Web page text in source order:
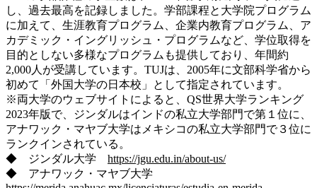
し、過去最高を記録しました。学部課程と大学院プログラム
に加えて、生涯教育プログラム、企業内教育プログラム、ア
カデミック・イングリッシュ・プログラムなど、学位取得を
目的としない多様なプログラムも提供しており、年間約
2,000人が受講しています。TUJは、2005年に文部科学省から
初めて「外国大学の日本校」として指定されています。
※両大学のウェブサイトによると、QS世界大学ランキング
2023年版で、ジンダルはインドの私立大学部門で第１位に、
アナワック・マヤブ大学はメキシコの私立大学部門で３位に
ランクインされている。
◆ ジンダル大学 https://jgu.edu.in/about-us/
◆ アナワック・マヤブ大学